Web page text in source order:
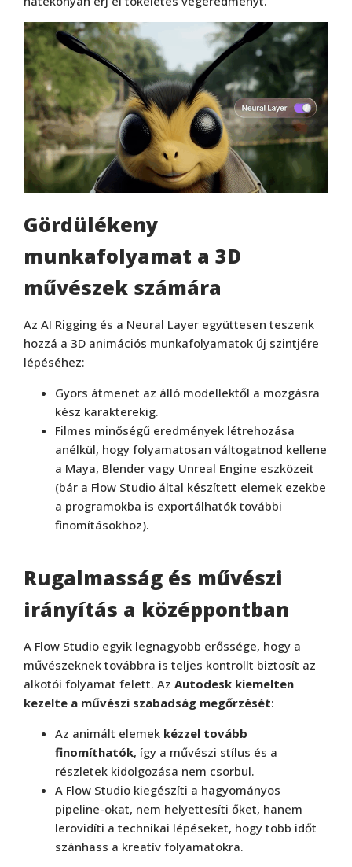
Gördülékeny
munkafolyamat a 3D
művészek számára
Az AI Rigging és a Neural Layer együttesen teszenk
hozzá a 3D animációs munkafolyamatok új szintjére
lépéséhez:
Gyors átmenet az álló modellektől a mozgásra
kész karakterekig.
Filmes minőségű eredmények létrehozása
anélkül, hogy folyamatosan váltogatnod kellene
a Maya, Blender vagy Unreal Engine eszközeit
(bár a Flow Studio által készített elemek ezekbe
a programokba is exportálhatók további
finomításokhoz).
Rugalmasság és művészi
irányítás a középpontban
A Flow Studio egyik legnagyobb erőssége, hogy a
művészeknek továbbra is teljes kontrollt biztosít az
alkotói folyamat felett. Az Autodesk kiemelten
kezelte a művészi szabadság megőrzését:
Az animált elemek kézzel tovább
finomíthatók, így a művészi stílus és a
részletek kidolgozása nem csorbul.
A Flow Studio kiegészíti a hagyományos
pipeline-okat, nem helyettesíti őket, hanem
lerövidíti a technikai lépéseket, hogy több időt
szánhass a kreatív folyamatokra.